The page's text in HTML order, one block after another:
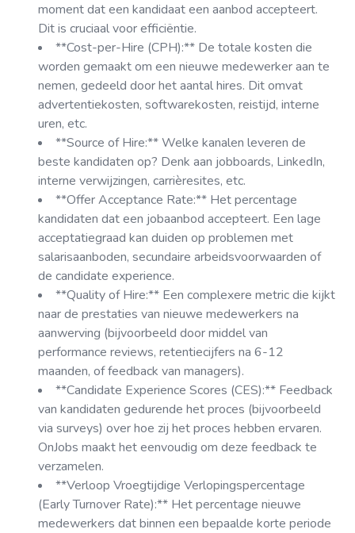
moment dat een kandidaat een aanbod accepteert.
Dit is cruciaal voor efficiëntie.
**Cost-per-Hire (CPH):** De totale kosten die
worden gemaakt om een nieuwe medewerker aan te
nemen, gedeeld door het aantal hires. Dit omvat
advertentiekosten, softwarekosten, reistijd, interne
uren, etc.
**Source of Hire:** Welke kanalen leveren de
beste kandidaten op? Denk aan jobboards, LinkedIn,
interne verwijzingen, carrièresites, etc.
**Offer Acceptance Rate:** Het percentage
kandidaten dat een jobaanbod accepteert. Een lage
acceptatiegraad kan duiden op problemen met
salarisaanboden, secundaire arbeidsvoorwaarden of
de candidate experience.
**Quality of Hire:** Een complexere metric die kijkt
naar de prestaties van nieuwe medewerkers na
aanwerving (bijvoorbeeld door middel van
performance reviews, retentiecijfers na 6-12
maanden, of feedback van managers).
**Candidate Experience Scores (CES):** Feedback
van kandidaten gedurende het proces (bijvoorbeeld
via surveys) over hoe zij het proces hebben ervaren.
OnJobs maakt het eenvoudig om deze feedback te
verzamelen.
**Verloop Vroegtijdige Verlopingspercentage
(Early Turnover Rate):** Het percentage nieuwe
medewerkers dat binnen een bepaalde korte periode